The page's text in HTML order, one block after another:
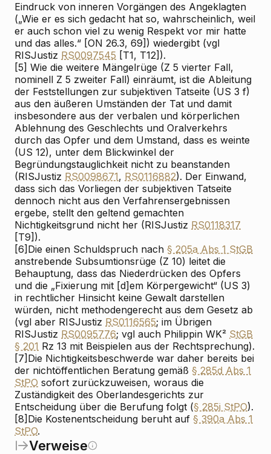
Eindruck von inneren Vorgängen des Angeklagten
(„Wie er es sich gedacht hat so, wahrscheinlich, weil
er auch schon viel zu wenig Respekt vor mir hatte
und das alles.“ [ON 26.3, 69]) wiedergibt (vgl
RISJustiz RS0097545 [T1, T12]).
[5] Wie die weitere Mängelrüge (Z 5 vierter Fall,
nominell Z 5 zweiter Fall) einräumt, ist die Ableitung
der Feststellungen zur subjektiven Tatseite (US 3 f)
aus den äußeren Umständen der Tat und damit
insbesondere aus der verbalen und körperlichen
Ablehnung des Geschlechts und Oralverkehrs
durch das Opfer und dem Umstand, dass es weinte
(US 12), unter dem Blickwinkel der
Begründungstauglichkeit nicht zu beanstanden
(RISJustiz RS0098671, RS0116882). Der Einwand,
dass sich das Vorliegen der subjektiven Tatseite
dennoch nicht aus den Verfahrensergebnissen
ergebe, stellt den geltend gemachten
Nichtigkeitsgrund nicht her (RISJustiz RS0118317
[T9]).
[6] Die einen Schuldspruch nach § 205a Abs 1 StGB
anstrebende Subsumtionsrüge (Z 10) leitet die
Behauptung, dass das Niederdrücken des Opfers
und die „Fixierung mit [d]em Körpergewicht“ (US 3)
in rechtlicher Hinsicht keine Gewalt darstellen
würden, nicht methodengerecht aus dem Gesetz ab
(vgl aber RISJustiz RS0116565; im Übrigen
RISJustiz RS0095776; vgl auch Philippin WK² StGB
§ 201 Rz 13 mit Beispielen aus der Rechtsprechung).
[7] Die Nichtigkeitsbeschwerde war daher bereits bei
der nichtöffentlichen Beratung gemäß § 285d Abs 1
StPO sofort zurückzuweisen, woraus die
Zuständigkeit des Oberlandesgerichts zur
Entscheidung über die Berufung folgt (§ 285i StPO).
[8] Die Kostenentscheidung beruht auf § 390a Abs 1
StPO.
Verweise